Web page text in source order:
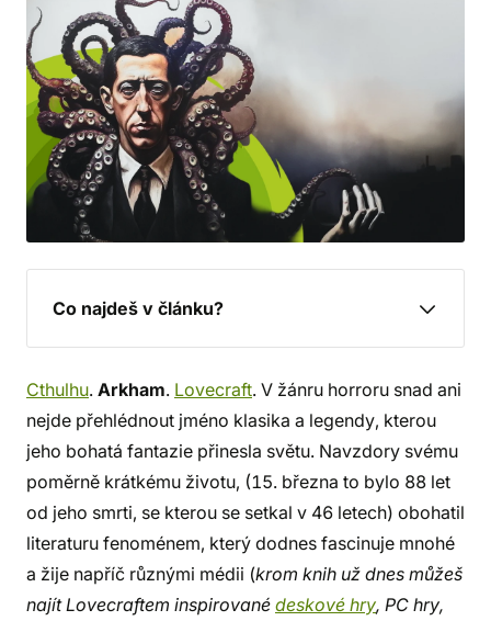
Co najdeš v článku?
Cthulhu. Arkham. Lovecraft. V žánru horroru snad ani
nejde přehlédnout jméno klasika a legendy, kterou
jeho bohatá fantazie přinesla světu. Navzdory svému
poměrně krátkému životu, (15. března to bylo 88 let
od jeho smrti, se kterou se setkal v 46 letech) obohatil
literaturu fenoménem, který dodnes fascinuje mnohé
a žije napříč různými médii (krom knih už dnes můžeš
najít Lovecraftem inspirované deskové hry, PC hry,